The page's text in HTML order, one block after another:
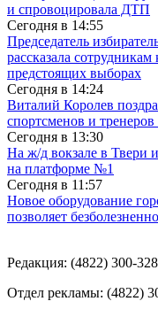
и спровоцировала ДТП
Сегодня в 14:55
Председатель
рассказала
предстоящих выборах
Сегодня в 14:24
Виталий Королев
спортсменов и тренеров
Сегодня в 13:30
На ж/д вокзале в Твери
на платформе №1
Сегодня в 11:57
Новое оборудование
позволяет
Редакция: (4822) 300-328
Отдел рекламы: (4822)